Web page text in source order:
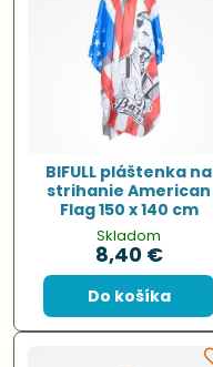
BIFULL pláštenka na
strihanie American
Flag 150 x 140 cm
Skladom
8,40 €
Do košíka